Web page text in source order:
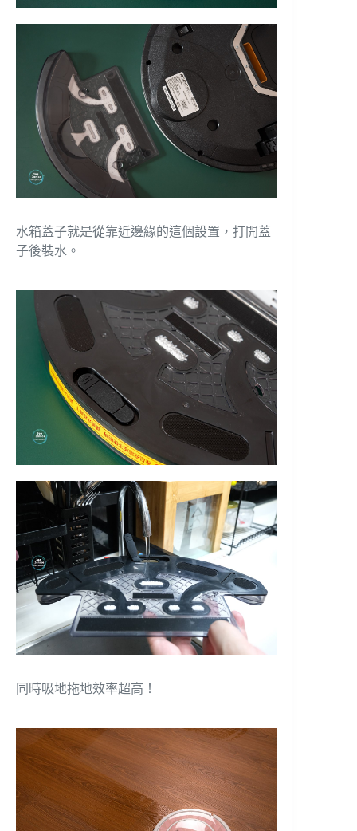
水箱蓋子就是從靠近邊緣的這個設置，打開蓋
子後裝水。
同時吸地拖地效率超高！